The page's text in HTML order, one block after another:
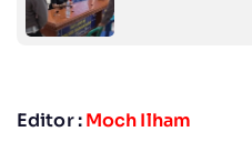
Editor :Moch Ilham